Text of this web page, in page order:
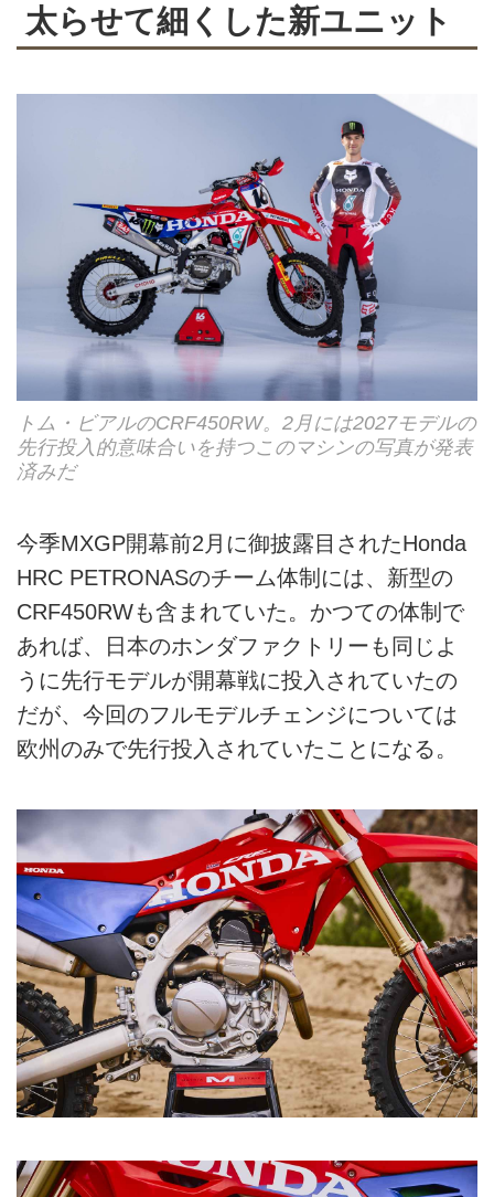
太らせて細くした新ユニット
トム・ビアルのCRF450RW。2月には2027モデルの
先行投入的意味合いを持つこのマシンの写真が発表
済みだ
今季MXGP開幕前2月に御披露目されたHonda
HRC PETRONASのチーム体制には、新型の
CRF450RWも含まれていた。かつての体制で
あれば、日本のホンダファクトリーも同じよ
うに先行モデルが開幕戦に投入されていたの
だが、今回のフルモデルチェンジについては
欧州のみで先行投入されていたことになる。